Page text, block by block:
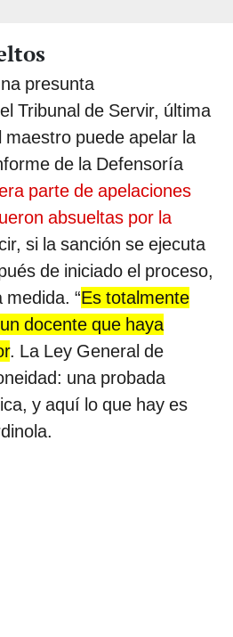
presunta
Tribunal de Servir, última
maestro puede apelar la
de la Defensoría
parte de apelaciones
absueltas por la
si la sanción se ejecuta
de iniciado el proceso,
“Es totalmente
docente que haya
. La Ley General de
una probada
y aquí lo que hay es